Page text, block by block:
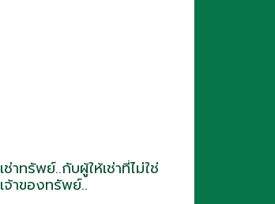
เช่าทรัพย์..กับผู้ให้เช่าที่ไม่ใช่
เจ้าของทรัพย์..